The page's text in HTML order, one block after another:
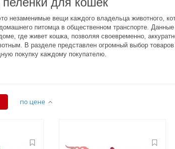
незаменимые вещи каждого владельца животного,
питомца в общественном транспорте. Данные
где живет кошка, позволяя своевременно,
В разделе представлен огромный выбор
покупку каждому покупателю.
по цене